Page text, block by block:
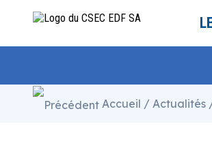
Accueil / Actualités